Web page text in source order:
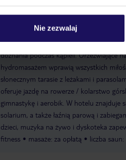
Nie zezwalaj
Basen dla dzieci Klub dla dzieci
W kompleksie odkrytych basenów ze
doznania podczas kąpieli. Orzeźwiające
hydromasażem wprawią wszystkich
słonecznym tarasie z leżakami i
oferuje jazdę na rowerze / kolarstwo
gimnastykę i aerobik. W hotelu znajduje
solarium, a także łaźnią parową i
dzieci, muzyka na żywo i dyskoteka
fitness
masaże: za opłatą liczba saun: